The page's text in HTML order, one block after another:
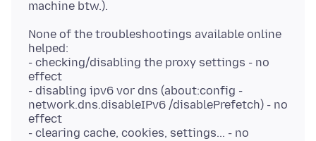
None of the troubleshootings available online
helped:
- checking/disabling the proxy settings - no
effect
- disabling ipv6 vor dns (about:config -
network.dns.disableIPv6 /disablePrefetch) - no
effect
- clearing cache, cookies, settings... - no